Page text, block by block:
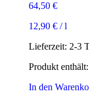
64,50 €
12,90 € /l
Lieferzeit: 2-3
Produkt
In den